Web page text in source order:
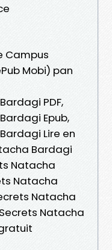
Campus
Mobi) pan
PDF,
Epub,
Lire en
Bardagi
Natacha
Natacha
Natacha
Natacha